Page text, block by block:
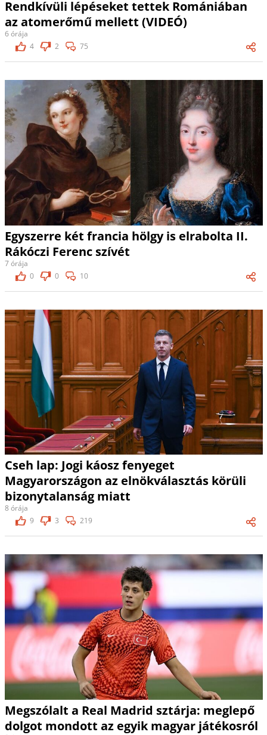
Rendkívüli lépéseket tettek Romániában
az atomerőmű mellett (VIDEÓ)
6 órája
4
2 75
Egyszerre két francia hölgy is elrabolta II.
Rákóczi Ferenc szívét
7 órája
0
0 10
Cseh lap: Jogi káosz fenyeget
Magyarországon az elnökválasztás körüli
bizonytalanság miatt
8 órája
9
3 219
Megszólalt a Real Madrid sztárja: meglepő
dolgot mondott az egyik magyar játékosról